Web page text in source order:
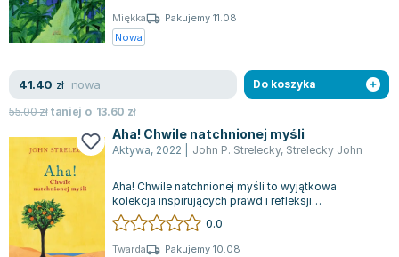
Jo Nesbo
Katarzyna Miller
Lew Tołstoj
Mark Twain
Paulina Młynarska
ks. Piotr Pawlukiewicz
Jarosław Sokołowski
Piotr Latocha
Michael Scott
Miękka
Pakujemy 11.08
Nowa
41.40 zł nowa
55.00złtaniej o 13.60 zł
Do koszyka
Aha! Chwile natchnionej myśli
Aktywa, 2022 John P. Strelecky, Strelecky John
Aha! Chwile natchnionej myśli to wyjątkowa
kolekcja inspirujących prawd i refleksji
dotyczących życia oraz ludzkiego sposobu
myśle...
0.0
Twarda
Pakujemy 10.08